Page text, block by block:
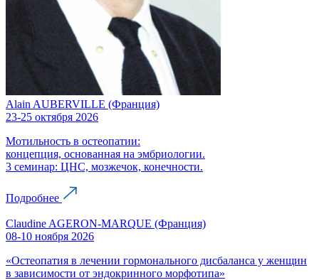
Alain AUBERVILLE (Франция)
23-25 октября 2026
Мотильность в остеопатии:
концепция, основанная на эмбриологии.
3 семинар: ЦНС, мозжечок, конечности.
Подробнее
Claudine AGERON-MARQUE (Франция)
08-10 ноября 2026
«Остеопатия в лечении гормонального дисбаланса у женщин
в зависимости от эндокринного морфотипа»